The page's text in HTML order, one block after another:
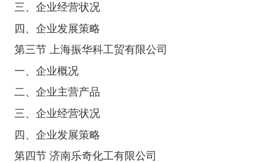
三、企业经营状况
四、企业发展策略
第三节 上海振华科工贸有限公司
一、企业概况
二、企业主营产品
三、企业经营状况
四、企业发展策略
第四节 济南乐奇化工有限公司